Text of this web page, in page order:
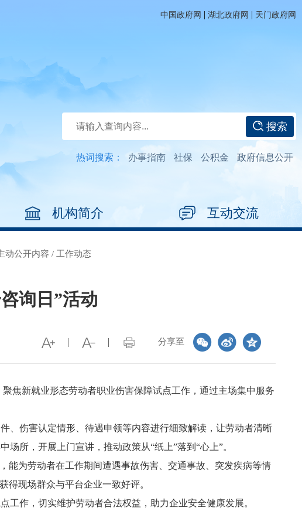
中国政府网 | 湖北政府网 | 天门政府网
搜索
热词搜索： 办事指南 社保 公积金 政府信息公开
机构简介 互动交流
动公开内容 / 工作动态
询日”活动
分享至
焦新就业形态劳动者职业伤害保障试点工作，通过主场集中服务
、伤害认定情形、待遇申领等内容进行细致解读，让劳动者清晰
所，开展上门宣讲，推动政策从“纸上”落到“心上”。
能为劳动者在工作期间遭遇事故伤害、交通事故、突发疾病等情
得现场群众与平台企业一致好评。
作，切实维护劳动者合法权益，助力企业安全健康发展。